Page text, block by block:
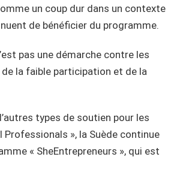
un coup dur dans un contexte
de bénéficier du programme.
pas une démarche contre les
la faible participation et de la
types de soutien pour les
Professionals », la Suède continue
« SheEntrepreneurs », qui est